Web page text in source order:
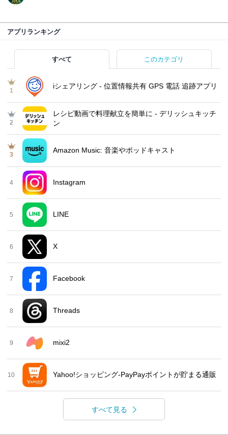
アプリランキング
すべて このカテゴリ
1
iシェアリング - 位置情報共有 GPS 電話 追跡アプリ
2
レシピ動画で料理献立を簡単‪に - デリッシュキッチ
ン
3
Amazon Music: 音楽やポッドキャスト
4 Instagram
5 LINE
6 X
7 Facebook
8 Threads
9 mixi2
10 Yahoo!ショッピング-PayPayポイントが貯まる通販
すべて見る